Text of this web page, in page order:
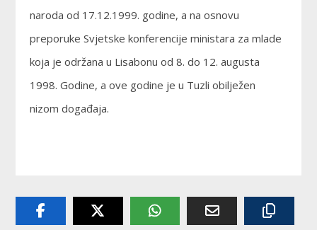
naroda od 17.12.1999. godine, a na osnovu
preporuke Svjetske konferencije ministara za mlade
koja je održana u Lisabonu od 8. do 12. augusta
1998. Godine, a ove godine je u Tuzli obilježen
nizom događaja.